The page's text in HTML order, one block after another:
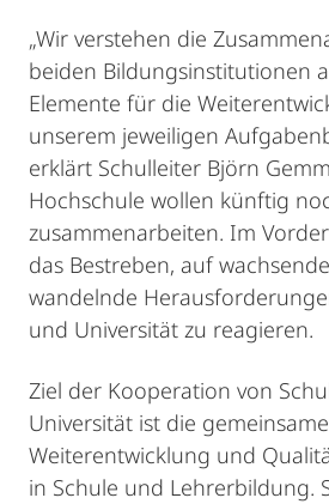
„Wir verstehen die
beiden Bildungsinstitutionen
Elemente für die
unserem jeweiligen
erklärt Schulleiter Björn
Hochschule wollen künftig
zusammenarbeiten. Im
das Bestreben, auf
wandelnde
und Universität zu reagieren.
Ziel der Kooperation von
Universität ist die gemeinsame
Weiterentwicklung und
in Schule und Lehrerbildung.